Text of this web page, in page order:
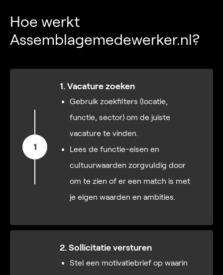
Hoe werkt
Assemblagemedewerker.nl?
1
1. Vacature zoeken
Gebruik zoekfilters (locatie,
functie, sector) om de juiste
vacature te vinden.
Lees de functie-eisen en
cultuurwaarden zorgvuldig door
om te zien of er een match is met
je eigen waarden en ambities.
2. Sollicitatie versturen
Stel een motivatiebrief op waarin